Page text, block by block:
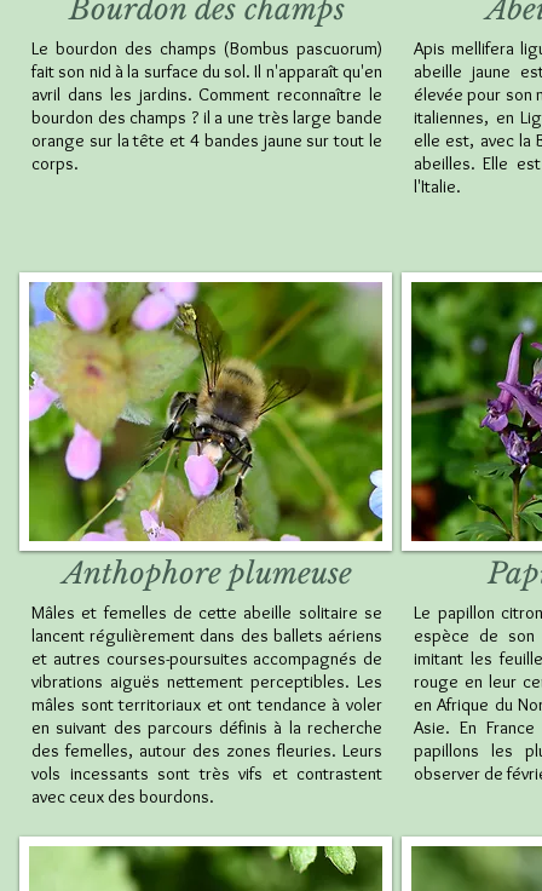
Bourdon des champs
Le bourdon des champs (Bombus pascuorum)
fait son nid à la surface du sol. Il n'apparaît qu'en
avril dans les jardins. Comment reconnaître le
bourdon des champs ? il a une très large bande
orange sur la tête et 4 bandes jaune sur tout le
corps.
Anthophore plumeuse
Mâles et femelles de cette abeille solitaire se
lancent régulièrement dans des ballets aériens
et autres courses-poursuites accompagnés de
vibrations aiguës nettement perceptibles. Les
mâles sont territoriaux et ont tendance à voler
en suivant des parcours définis à la recherche
des femelles, autour des zones fleuries. Leurs
vols incessants sont très vifs et contrastent
avec ceux des bourdons.
Apis mellifera
abeille jaune
élevée pour son
italiennes, en
elle est, avec la
abeilles. Elle
l'Italie.
Le papillon
espèce de son
imitant les
rouge en leur
en Afrique du
Asie. En
papillons les
observer de